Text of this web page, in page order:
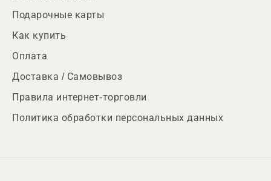
Подарочные карты
Как купить
Оплата
Доставка / Самовывоз
Правила интернет-торговли
Политика обработки персональных данных